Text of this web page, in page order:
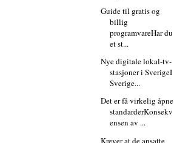
Guide til gratis og
billig
programvareHar du
et st...
Nye digitale lokal-tv-
stasjoner i SverigeI
Sverige...
Det er få virkelig åpne
standarderKonsekv
ensen av ...
Krever at de ansatte